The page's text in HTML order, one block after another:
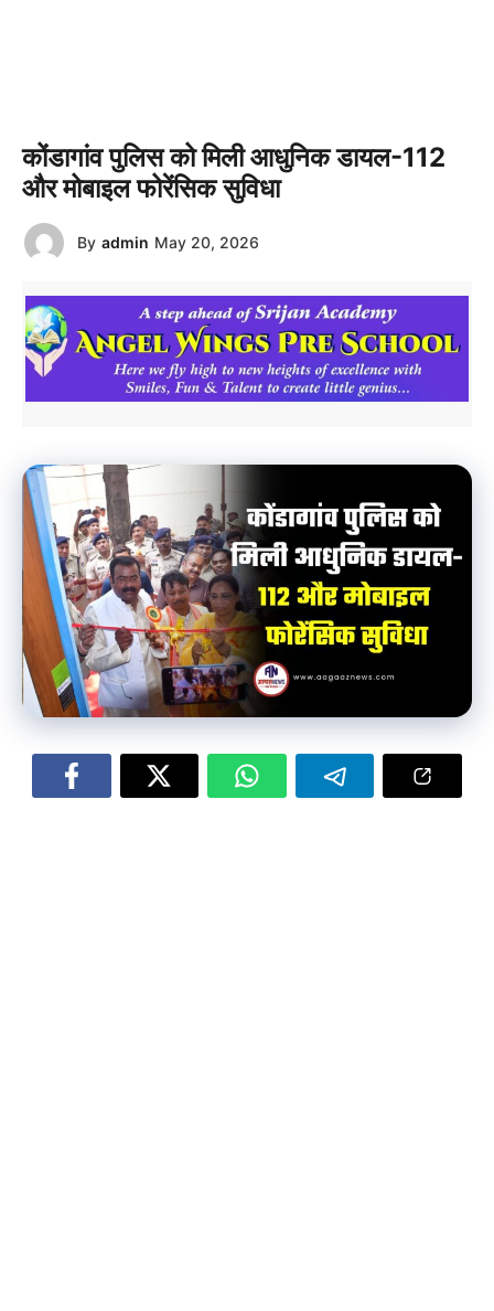
कोंडागांव पुलिस को मिली आधुनिक डायल-112
और मोबाइल फोरेंसिक सुविधा
By admin May 20, 2026